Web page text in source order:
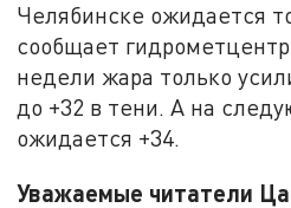
Челябинске ожидается
сообщает
недели жара только
до +32 в тени. А на
ожидается +34.
Уважаемые читатели